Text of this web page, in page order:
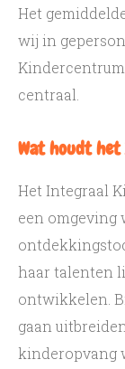
Het
wij in
centraal.
Wat houdt het
Het Integraal
een omgeving
haar talenten
ontwikkelen.
gaan
kinderopvang